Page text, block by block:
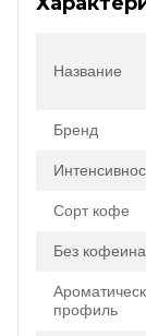
Название
Бренд
Сорт кофе
Без кофеина
профиль